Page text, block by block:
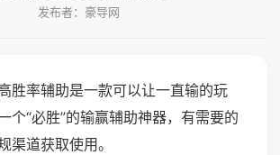
发布者：豪导网
胜率辅助是一款可以让一直输的玩
个“必胜”的输赢辅助神器，有需要的
渠道获取使用。